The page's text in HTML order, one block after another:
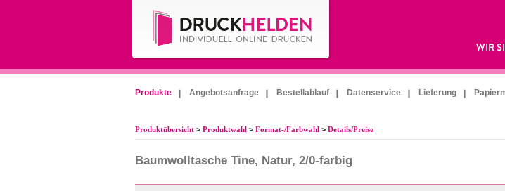
Produkte Angebotsanfrage Bestellablauf Datenservice Lieferung
Produktübersicht > Produktwahl > Format-/Farbwahl > Details/Preise
Baumwolltasche Tine, Natur, 2/0-farbig